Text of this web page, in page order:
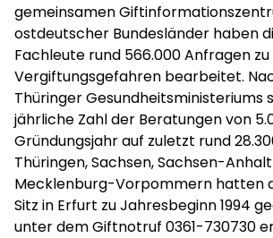
gemeinsamen
ostdeutscher Bundesländer haben
Fachleute rund 566.000 Anfragen zu
Vergiftungsgefahren bearbeitet.
Thüringer Gesundheitsministeriums
jährliche Zahl der Beratungen von
Gründungsjahr auf zuletzt rund
Thüringen, Sachsen, Sachsen-
Mecklenburg-Vorpommern hatten
Sitz in Erfurt zu Jahresbeginn 1994
unter dem Giftnotruf 0361-730730